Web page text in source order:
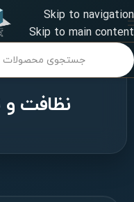
Skip to navigation
Skip to main content
نظافت و